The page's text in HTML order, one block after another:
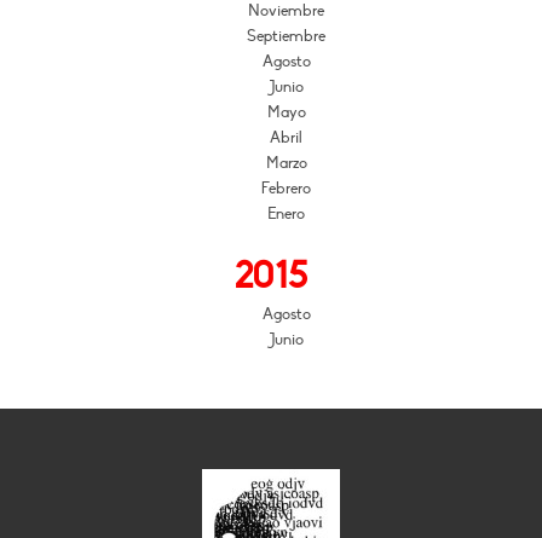
Noviembre
Septiembre
Agosto
Junio
Mayo
Abril
Marzo
Febrero
Enero
2015
Agosto
Junio